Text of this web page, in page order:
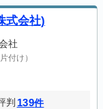
式会社)
社
付け）
判 139件